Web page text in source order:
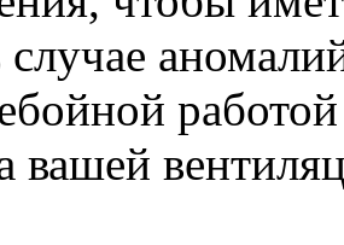
вашей